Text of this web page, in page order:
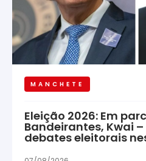
MANCHETE
Eleição 2026: Em
Bandeirantes, Kwai
debates eleitorais